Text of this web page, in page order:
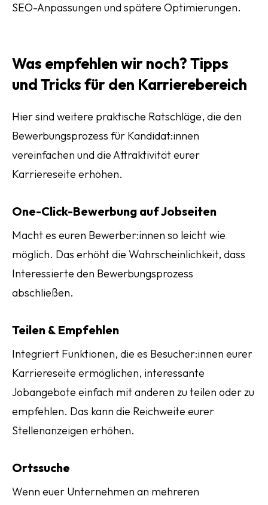
SEO-Anpassungen und spätere Optimierungen.
Was empfehlen wir noch? Tipps
und Tricks für den Karrierebereich
Hier sind weitere praktische Ratschläge, die den
Bewerbungsprozess für Kandidat:innen
vereinfachen und die Attraktivität eurer
Karriereseite erhöhen.
One-Click-Bewerbung auf Jobseiten
Macht es euren Bewerber:innen so leicht wie
möglich. Das erhöht die Wahrscheinlichkeit, dass
Interessierte den Bewerbungsprozess
abschließen.
Teilen & Empfehlen
Integriert Funktionen, die es Besucher:innen eurer
Karriereseite ermöglichen, interessante
Jobangebote einfach mit anderen zu teilen oder zu
empfehlen. Das kann die Reichweite eurer
Stellenanzeigen erhöhen.
Ortssuche
Wenn euer Unternehmen an mehreren